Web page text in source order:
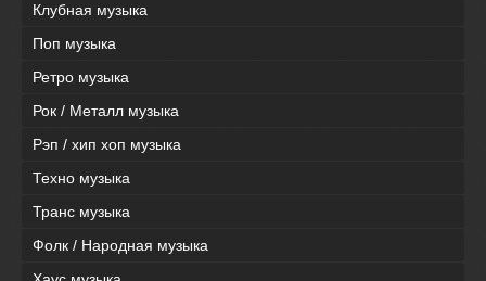
Клубная музыка
Поп музыка
Ретро музыка
Рок / Металл музыка
Рэп / хип хоп музыка
Техно музыка
Транс музыка
Фолк / Народная музыка